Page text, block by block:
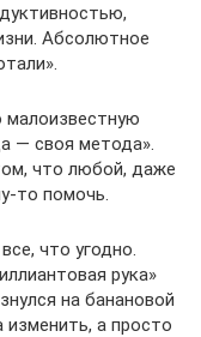
Абсолютное
— своя метода».
что любой, даже
то помочь.
что угодно.
рука»
на банановой
изменить, а просто